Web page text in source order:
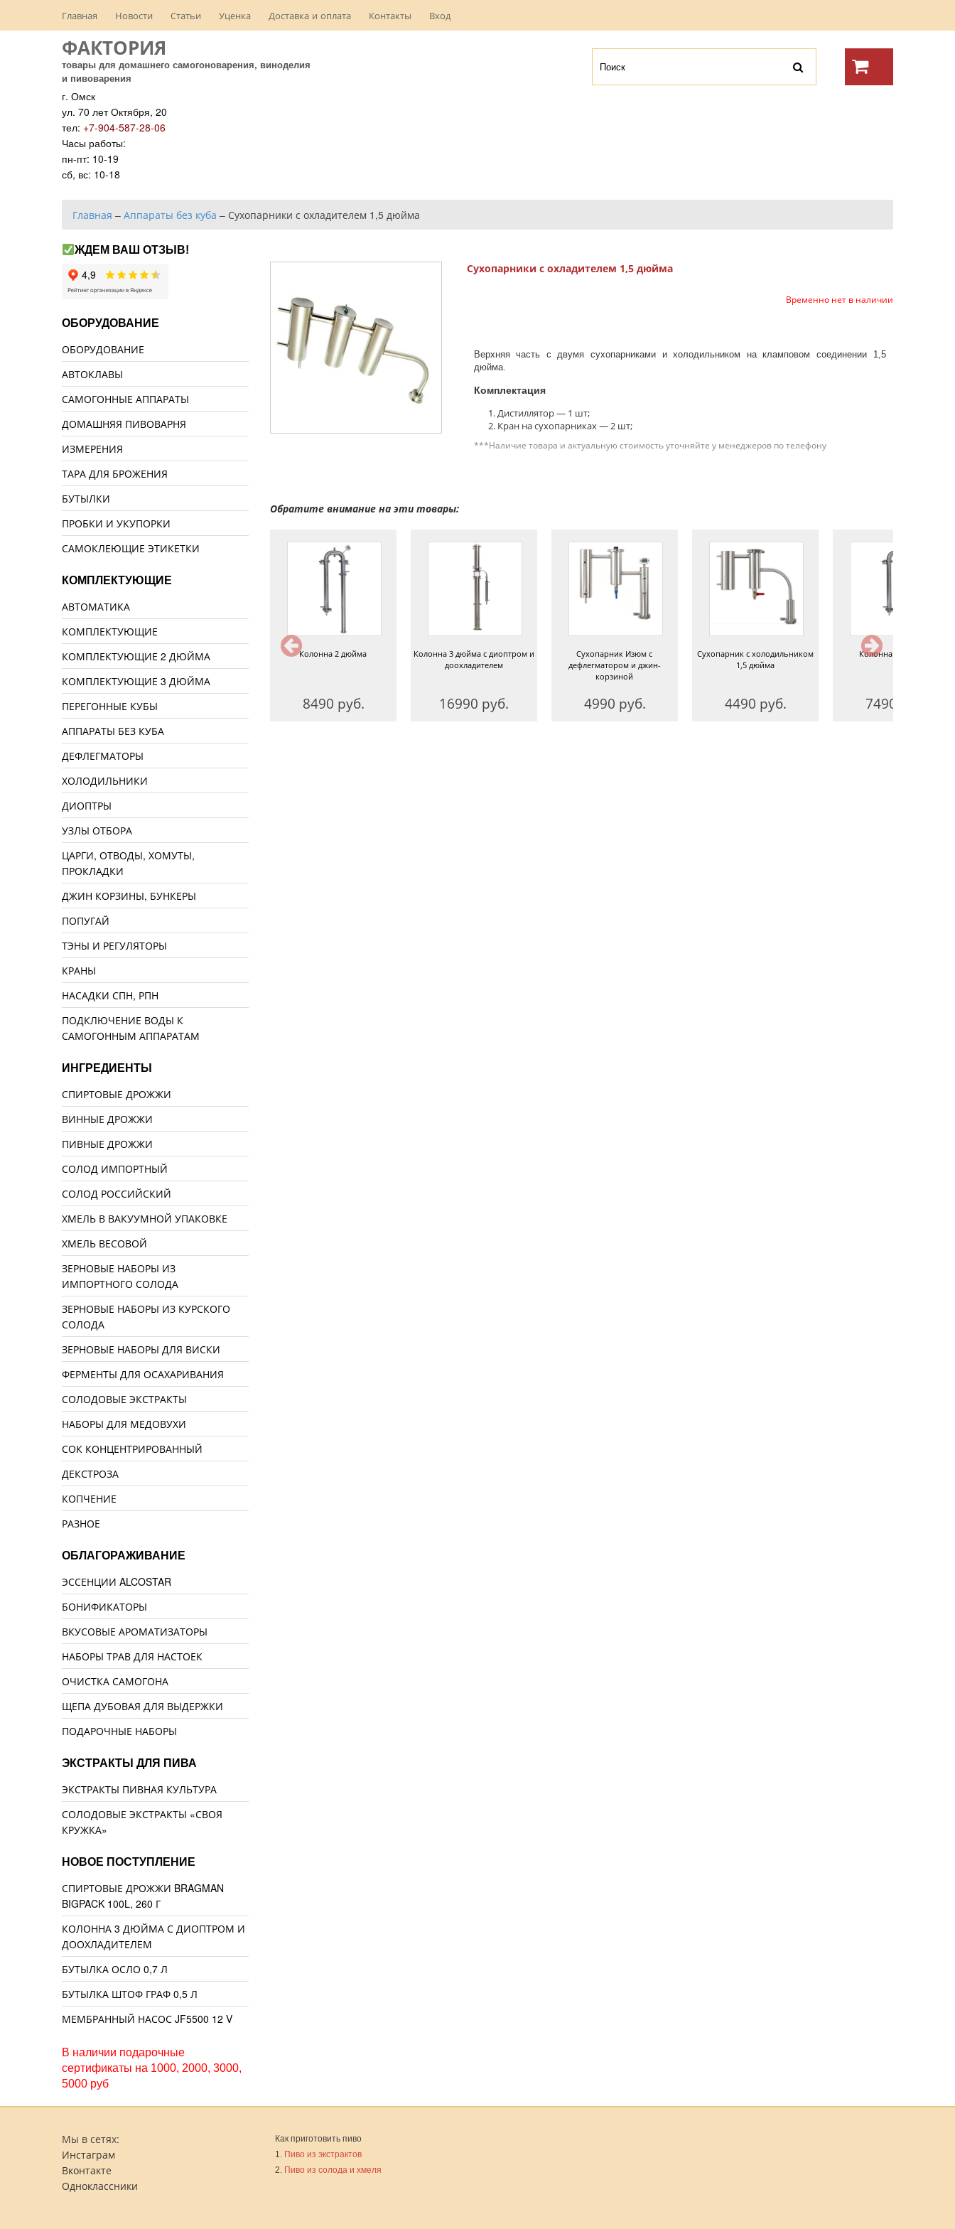
Главная Новости Статьи Уценка Доставка и оплата Контакты Вход
ФАКТОРИЯ
товары для домашнего самогоноварения, виноделия
и пивоварения
г. Омск
ул. 70 лет Октября, 20
тел: +7-904-587-28-06
Часы работы:
пн-пт: 10-19
сб, вс: 10-18
Главная – Аппараты без куба – Сухопарники с охладителем 1,5 дюйма
Сухопарники с охладителем 1,5 дюйма
Временно нет в наличии
Верхняя часть с двумя сухопарниками и холодильником на кламповом соединении 1,5
дюйма.
Комплектация
Дистиллятор — 1 шт;
Кран на сухопарниках — 2 шт;
***Наличие товара и актуальную стоимость уточняйте у менеджеров по телефону
Обратите внимание на эти товары:
с холодильником
4490 руб.
Колонна 1,5 дюйма Колонна 2 дюйма
8490 руб.
Колонна 3 дюйма с диоптром и
доохладителем
16990 руб.
Сухопарник Изюм с
дефлегматором и джин-
корзиной
4990 руб.
Сухопарник с холодильником
1,5 дюйма
4490 руб.
Колонна 1,5 дюйма
7490 руб.
ЖДЕМ ВАШ ОТЗЫВ!
ОБОРУДОВАНИЕ
ОБОРУДОВАНИЕ
АВТОКЛАВЫ
САМОГОННЫЕ АППАРАТЫ
ДОМАШНЯЯ ПИВОВАРНЯ
ИЗМЕРЕНИЯ
ТАРА ДЛЯ БРОЖЕНИЯ
БУТЫЛКИ
ПРОБКИ И УКУПОРКИ
САМОКЛЕЮЩИЕ ЭТИКЕТКИ
КОМПЛЕКТУЮЩИЕ
АВТОМАТИКА
КОМПЛЕКТУЮЩИЕ
КОМПЛЕКТУЮЩИЕ 2 ДЮЙМА
КОМПЛЕКТУЮЩИЕ 3 ДЮЙМА
ПЕРЕГОННЫЕ КУБЫ
АППАРАТЫ БЕЗ КУБА
ДЕФЛЕГМАТОРЫ
ХОЛОДИЛЬНИКИ
ДИОПТРЫ
УЗЛЫ ОТБОРА
ЦАРГИ, ОТВОДЫ, ХОМУТЫ,
ПРОКЛАДКИ
ДЖИН КОРЗИНЫ, БУНКЕРЫ
ПОПУГАЙ
ТЭНЫ И РЕГУЛЯТОРЫ
КРАНЫ
НАСАДКИ СПН, РПН
ПОДКЛЮЧЕНИЕ ВОДЫ К
САМОГОННЫМ АППАРАТАМ
ИНГРЕДИЕНТЫ
СПИРТОВЫЕ ДРОЖЖИ
ВИННЫЕ ДРОЖЖИ
ПИВНЫЕ ДРОЖЖИ
СОЛОД ИМПОРТНЫЙ
СОЛОД РОССИЙСКИЙ
ХМЕЛЬ В ВАКУУМНОЙ УПАКОВКЕ
ХМЕЛЬ ВЕСОВОЙ
ЗЕРНОВЫЕ НАБОРЫ ИЗ
ИМПОРТНОГО СОЛОДА
ЗЕРНОВЫЕ НАБОРЫ ИЗ КУРСКОГО
СОЛОДА
ЗЕРНОВЫЕ НАБОРЫ ДЛЯ ВИСКИ
ФЕРМЕНТЫ ДЛЯ ОСАХАРИВАНИЯ
СОЛОДОВЫЕ ЭКСТРАКТЫ
НАБОРЫ ДЛЯ МЕДОВУХИ
СОК КОНЦЕНТРИРОВАННЫЙ
ДЕКСТРОЗА
КОПЧЕНИЕ
РАЗНОЕ
ОБЛАГОРАЖИВАНИЕ
ЭССЕНЦИИ ALCOSTAR
БОНИФИКАТОРЫ
ВКУСОВЫЕ АРОМАТИЗАТОРЫ
НАБОРЫ ТРАВ ДЛЯ НАСТОЕК
ОЧИСТКА САМОГОНА
ЩЕПА ДУБОВАЯ ДЛЯ ВЫДЕРЖКИ
ПОДАРОЧНЫЕ НАБОРЫ
ЭКСТРАКТЫ ДЛЯ ПИВА
ЭКСТРАКТЫ ПИВНАЯ КУЛЬТУРА
СОЛОДОВЫЕ ЭКСТРАКТЫ «СВОЯ
КРУЖКА»
НОВОЕ ПОСТУПЛЕНИЕ
СПИРТОВЫЕ ДРОЖЖИ BRAGMAN
BIGPACK 100L, 260 Г
КОЛОННА 3 ДЮЙМА С ДИОПТРОМ И
ДООХЛАДИТЕЛЕМ
БУТЫЛКА ОСЛО 0,7 Л
БУТЫЛКА ШТОФ ГРАФ 0,5 Л
МЕМБРАННЫЙ НАСОС JF5500 12 V
В наличии подарочные
сертификаты на 1000, 2000, 3000,
5000 руб
Мы в сетях:
Инстаграм
Вконтакте
Одноклассники
Как приготовить пиво
1. Пиво из экстрактов
2. Пиво из солода и хмеля